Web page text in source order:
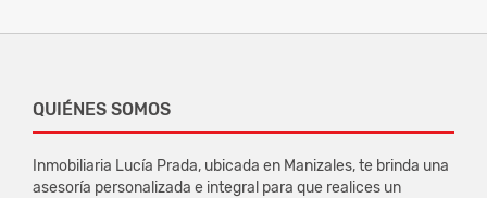
QUIÉNES SOMOS
Inmobiliaria Lucía Prada, ubicada en Manizales, te brinda una
asesoría personalizada e integral para que realices un